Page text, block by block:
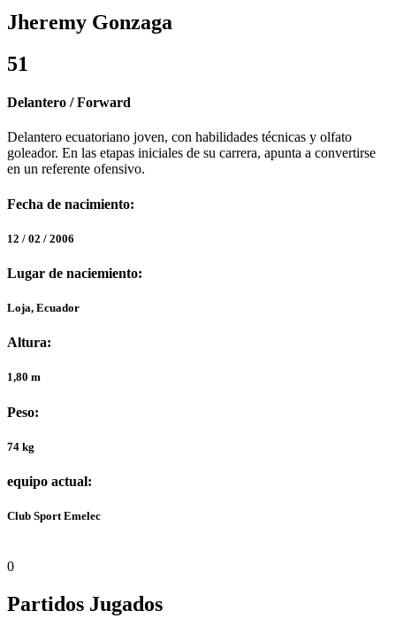
Jheremy Gonzaga
51
Delantero / Forward
Delantero ecuatoriano joven, con habilidades técnicas y olfato
goleador. En las etapas iniciales de su carrera, apunta a convertirse
en un referente ofensivo.
Fecha de nacimiento:
12 / 02 / 2006
Lugar de naciemiento:
Loja, Ecuador
Altura:
1,80 m
Peso:
74 kg
equipo actual:
Club Sport Emelec
0
Partidos Jugados